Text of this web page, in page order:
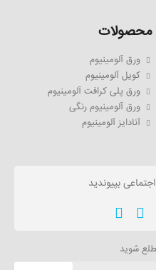
محصولات
ورق آلومینیوم
کویل آلومینیوم
ورق پلی کرافت آلومینیوم
ورق آلومینیوم رنگی
آنادایز آلومینیوم
بپیوندید
شوید